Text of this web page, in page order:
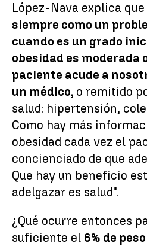
López-Nava explica que
siempre como un
cuando es un grado
obesidad es moderada
paciente acude a
un médico, o remitido
salud: hipertensión,
Como hay más
obesidad cada vez el
concienciado de que
Que hay un beneficio
adelgazar es salud".
¿Qué ocurre entonces
suficiente el 6% de